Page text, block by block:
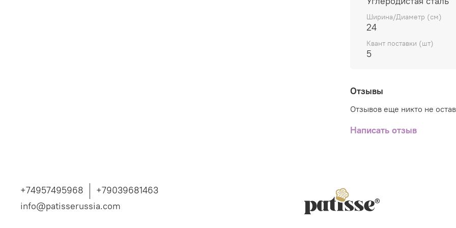
эксплуатации, что
пекарей и
Удобство,
максимально
Ширина/Диаметр (см)
24
Квант поставки (шт)
5
Отзывы
Отзывов еще никто не
Написать отзыв
+74957495968
+79039681463
info@patisserussia.com